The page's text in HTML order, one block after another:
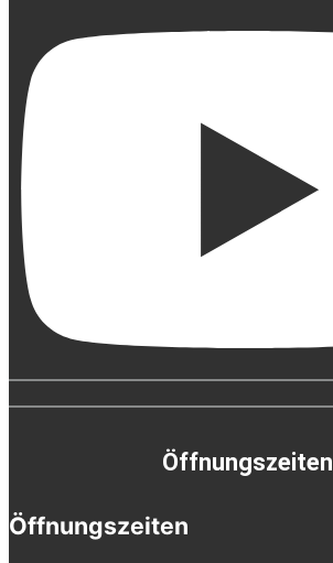
Öffnungszeiten
Öffnungszeiten